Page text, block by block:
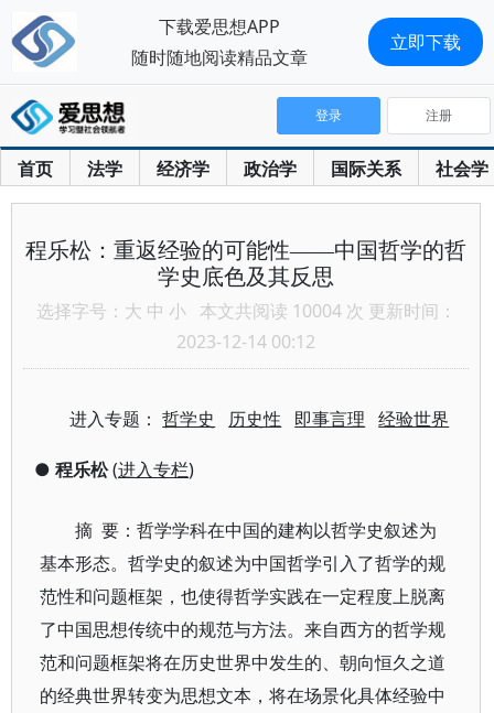
首页 法学 经济学 政治学 国际关系 社会学
登录 注册
程乐松：重返经验的可能性——中国哲学的哲
学史底色及其反思
选择字号： 大 中 小 本文共阅读 10004 次 更新时间：
2023-12-14 00:12
进入专题：哲学史 历史性 即事言理 经验世界
● 程乐松(进入专栏)
摘 要：哲学学科在中国的建构以哲学史叙述为
基本形态。哲学史的叙述为中国哲学引入了哲学的规
范性和问题框架，也使得哲学实践在一定程度上脱离
了中国思想传统中的规范与方法。来自西方的哲学规
范和问题框架将在历史世界中发生的、朝向恒久之道
的经典世界转变为思想文本，将在场景化具体经验中
下载爱思想APP
随时随地阅读精品文章
立即下载